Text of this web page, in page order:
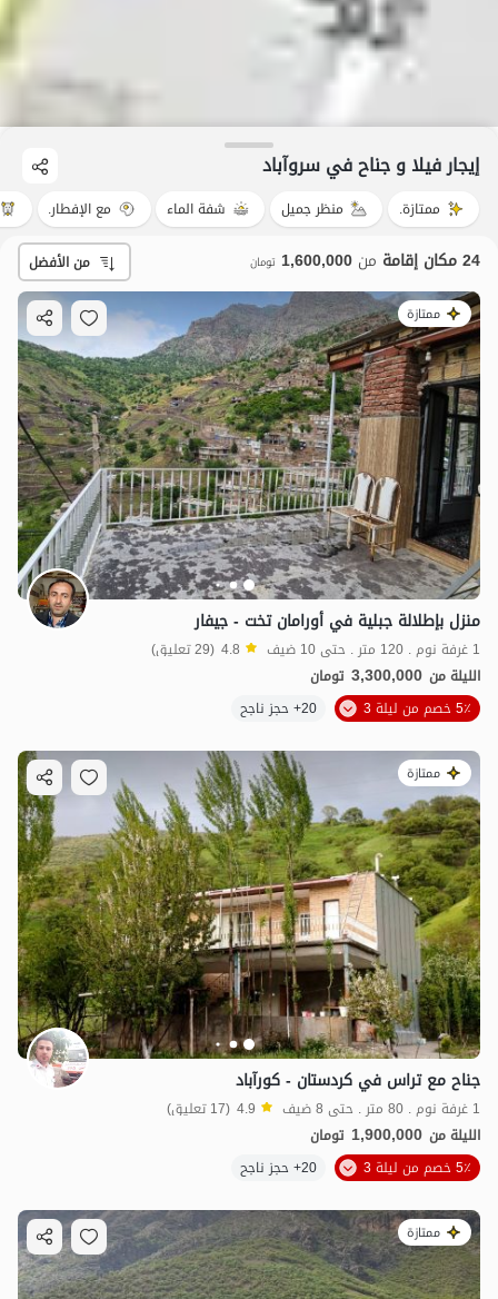
إيجار فيلا و جناح في سروآباد
ممتازة. منظر جميل شفة الماء مع الإفطار.
24 مكان إقامة من 1,600,000 تومان من الأفضل
ممتازة
منزل بإطلالة جبلية في أورامان تخت - جيفار
1 غرفة نوم . 120 متر . حتى 10 ضيف 4.8 (29 تعليق)
الليلة من 3,300,000 تومان
5٪ خصم من ليلة 3
20+ حجز ناجح
ممتازة
جناح مع تراس في كردستان - كورآباد
1 غرفة نوم . 80 متر . حتى 8 ضيف 4.9 (17 تعليق)
الليلة من 1,900,000 تومان
5٪ خصم من ليلة 3
20+ حجز ناجح
ممتازة